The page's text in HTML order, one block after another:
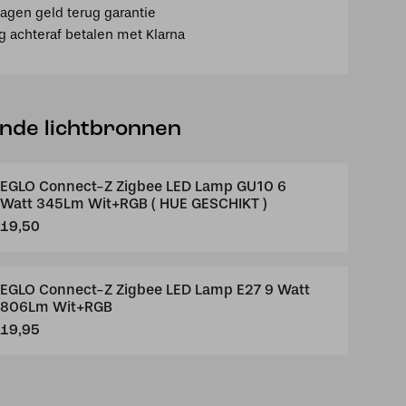
geld terug garantie
achteraf betalen met Klarna
lichtbronnen
EGLO Connect-Z Zigbee LED Lamp GU10 6
Watt 345Lm Wit+RGB ( HUE GESCHIKT )
19,50
EGLO Connect-Z Zigbee LED Lamp E27 9 Watt
806Lm Wit+RGB
19,95